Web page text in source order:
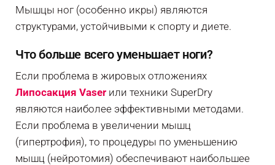
Мышцы ног (особенно икры) являются
структурами, устойчивыми к спорту и диете.
Что больше всего уменьшает ноги?
Если проблема в жировых отложениях
Липосакция Vaser или техники SuperDry
являются наиболее эффективными методами.
Если проблема в увеличении мышц
(гипертрофия), то процедуры по уменьшению
мышц (нейротомия) обеспечивают наибольшее